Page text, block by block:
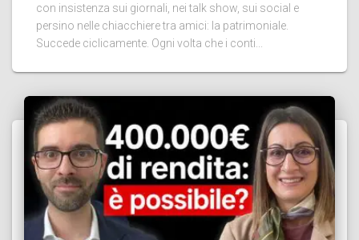
con insistenza sui giornali, nei talk show, sui social e
persino nelle chiacchiere tra amici: la patrimoniale.
Succede ciclicamente. Ogni volta che i conti...